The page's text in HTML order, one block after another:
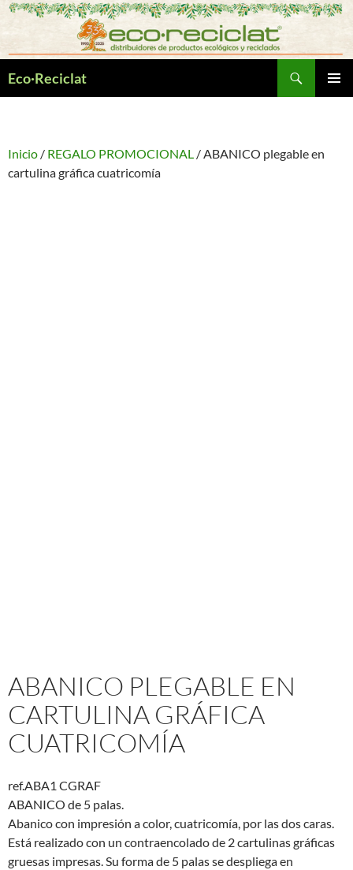
Saltar
Eco·Reciclat
Inicio / REGALO PROMOCIONAL / ABANICO plegable en
cartulina gráfica cuatricomía
ABANICO PLEGABLE EN
CARTULINA GRÁFICA
CUATRICOMÍA
ref.ABA1 CGRAF
ABANICO de 5 palas.
Abanico con impresión a color, cuatricomía, por las dos caras.
Está realizado con un contraencolado de 2 cartulinas gráficas
gruesas impresas. Su forma de 5 palas se despliega en